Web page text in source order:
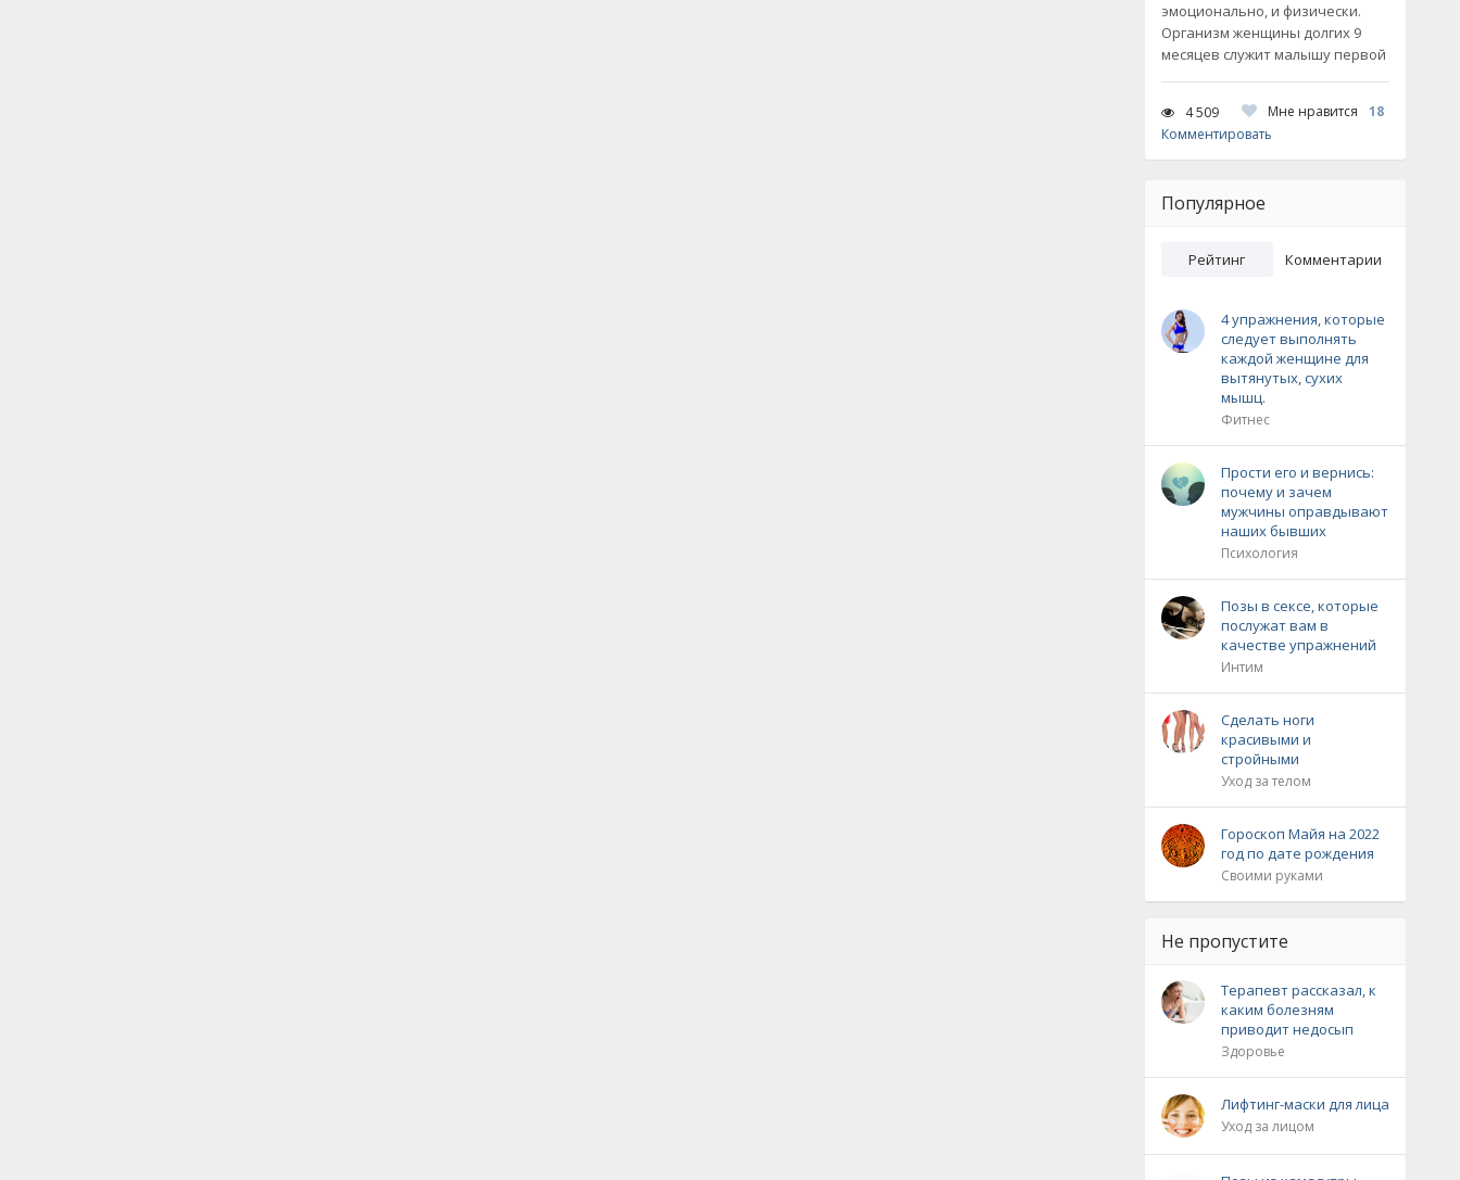
эмоционально, и физически.
Организм женщины долгих 9
месяцев служит малышу первой
4 509 Мне нравится
18
Комментировать
Популярное
Рейтинг Комментарии
4 упражнения, которые
следует выполнять
каждой женщине для
вытянутых, сухих
мышц.
Фитнес
Прости его и вернись:
почему и зачем
мужчины оправдывают
наших бывших
Психология
Позы в сексе, которые
послужат вам в
качестве упражнений
Интим
Сделать ноги
красивыми и
стройными
Уход за телом
Гороскоп Майя на 2022
год по дате рождения
Своими руками
Не пропустите
Терапевт рассказал, к
каким болезням
приводит недосып
Здоровье
Лифтинг-маски для лица
Уход за лицом